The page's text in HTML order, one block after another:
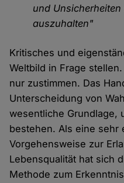
und
auszuhalten"
Kritisches und
Weltbild in Frage
nur zustimmen. Das
Unterscheidung von
wesentliche Grundlage,
bestehen. Als eine sehr
Vorgehensweise zur
Lebensqualität hat sich
Methode zum